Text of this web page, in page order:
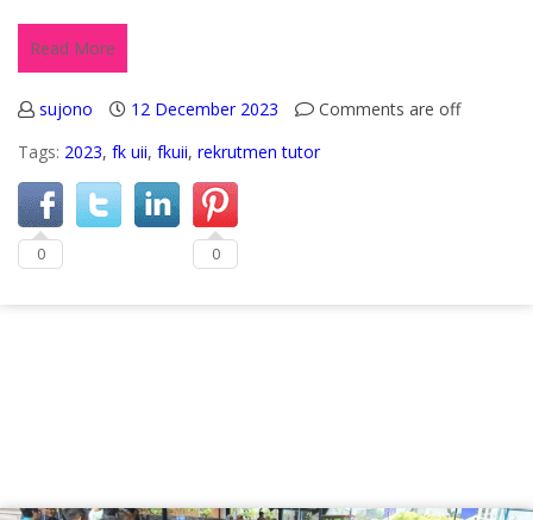
Read More
sujono 12 December 2023
Comments are off
Tags: 2023, fk uii, fkuii, rekrutmen tutor
0 0